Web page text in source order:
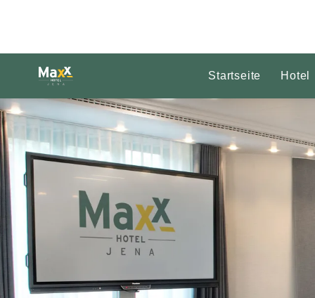
Startseite Hotel
Dia 1 von 1